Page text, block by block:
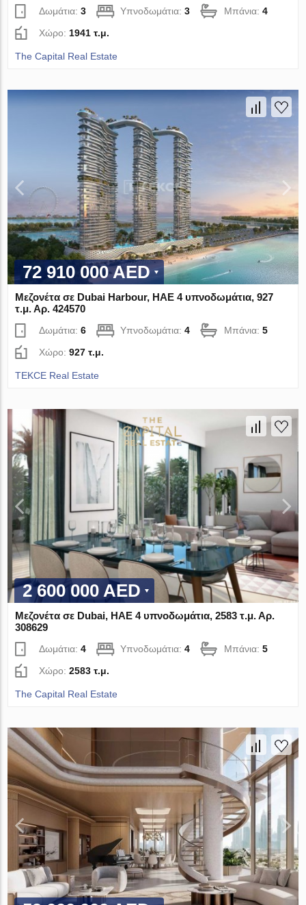
Δωμάτια:3 Υπνοδωμάτια:3 Μπάνια:4
Χώρο: 1941 τ.μ.
The Capital Real Estate
72 910 000 AED
Μεζονέτα σε Dubai Harbour, ΗΑΕ 4 υπνοδωμάτια, 927
τ.μ. Αρ. 424570
Δωμάτια:6 Υπνοδωμάτια:4 Μπάνια:5
Χώρο:927 τ.μ.
TEKCE Real Estate
2 600 000 AED
Μεζονέτα σε Dubai, ΗΑΕ 4 υπνοδωμάτια, 2583 τ.μ. Αρ.
308629
Δωμάτια:4 Υπνοδωμάτια:4 Μπάνια:5
Χώρο:2583 τ.μ.
The Capital Real Estate